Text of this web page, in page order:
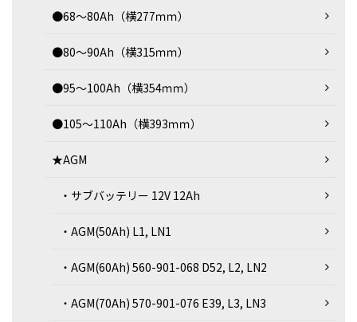
●68～80Ah（横277ｍｍ）
●80～90Ah（横315ｍｍ）
●95～100Ah（横354ｍｍ）
●105～110Ah（横393ｍｍ）
★AGM
・サブバッテリー 12V 12Ah
・AGM(50Ah) L1, LN1
・AGM(60Ah) 560-901-068 D52, L2, LN2
・AGM(70Ah) 570-901-076 E39, L3, LN3